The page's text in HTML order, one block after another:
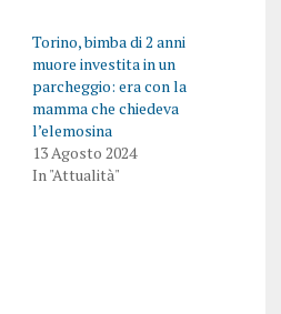
Torino, bimba di 2 anni
muore investita in un
parcheggio: era con la
mamma che chiedeva
l’elemosina
13 Agosto 2024
In "Attualità"